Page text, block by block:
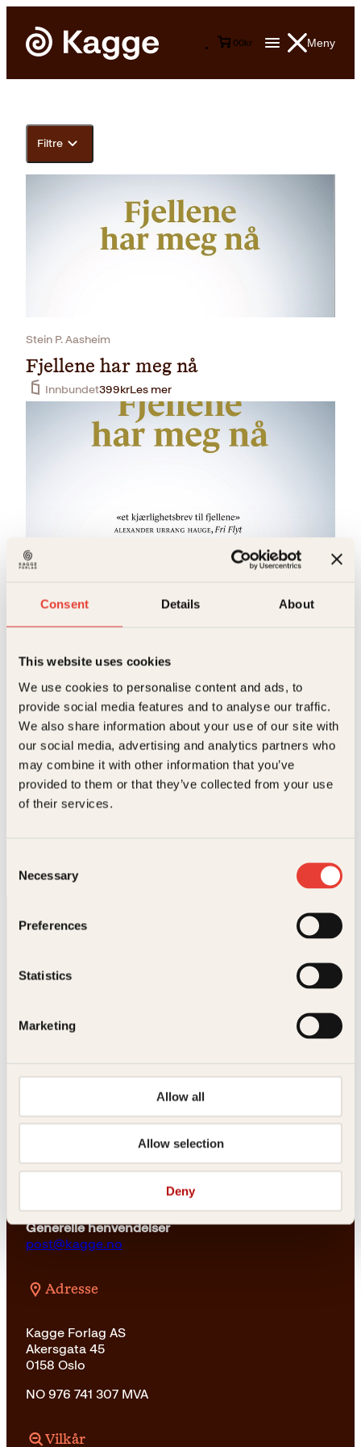
Consent Details About
This website uses cookies
We use cookies to personalise content and ads, to
provide social media features and to analyse our traffic.
We also share information about your use of our site with
our social media, advertising and analytics partners who
may combine it with other information that you’ve
provided to them or that they’ve collected from your use
of their services.
Selection
Necessary
Preferences
Statistics
Marketing
Allow all
Allow selection
Deny
Meny
00kr
Filtre
Stein P. Aasheim
Fjellene har meg nå
Innbundet399krLes mer
Stein P. Aasheim
Pocket249kr
S
Stein P. Aasheim
kundeservice@kagge.no
For bokhandlere og forfattere
Vil du sende inn et manuskript?
Generelle henvendelser
post@kagge.no
Adresse
Kagge Forlag AS
Akersgata 45
0158 Oslo
NO 976 741 307 MVA
Vilkår